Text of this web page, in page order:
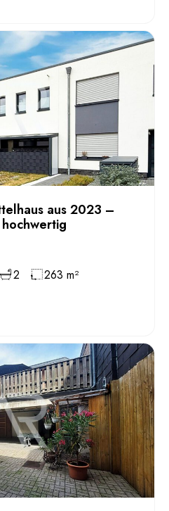
aus 2023 –
2
263 m²